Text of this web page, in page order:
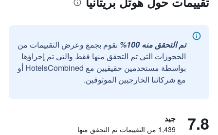
تم التحقق منه 100%
نقوم بجمع وعرض التقييمات من
الحجوزات التي تم التحقق منها فقط والتي تم إجراؤها
بواسطة مستخدمين حقيقيين مع HotelsCombined أو
مع شركائنا الخارجيين الموثوقين.
7.8 جيد
1,439 من التقييمات تم التحقق منها